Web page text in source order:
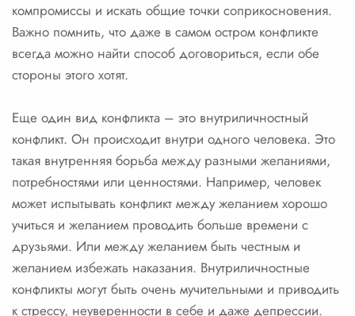
компромиссы и искать общие точки соприкосновения.
Важно помнить, что даже в самом остром конфликте
всегда можно найти способ договориться, если обе
стороны этого хотят.
Еще один вид конфликта – это внутриличностный
конфликт. Он происходит внутри одного человека. Это
такая внутренняя борьба между разными желаниями,
потребностями или ценностями. Например, человек
может испытывать конфликт между желанием хорошо
учиться и желанием проводить больше времени с
друзьями. Или между желанием быть честным и
желанием избежать наказания. Внутриличностные
конфликты могут быть очень мучительными и приводить
к стрессу, неуверенности в себе и даже депрессии.